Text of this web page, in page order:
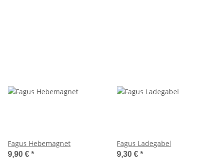
Fagus Hebemagnet
9,90 € *
Fagus Ladegabel
9,30 € *